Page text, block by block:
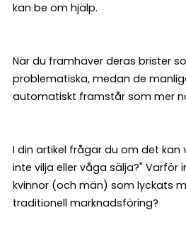
kan be om hjälp.
När du framhäver deras brister
problematiska, medan de
automatiskt framstår som mer
I din artikel frågar du om det kan
inte vilja eller våga sälja?" Varför
kvinnor (och män) som lyckats
traditionell marknadsföring?